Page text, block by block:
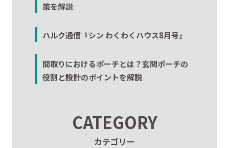
策を解説
ハルク通信『シン わくわくハウス8月号』
間取りにおけるポーチとは？玄関ポーチの
役割と設計のポイントを解説
CATEGORY
カテゴリー